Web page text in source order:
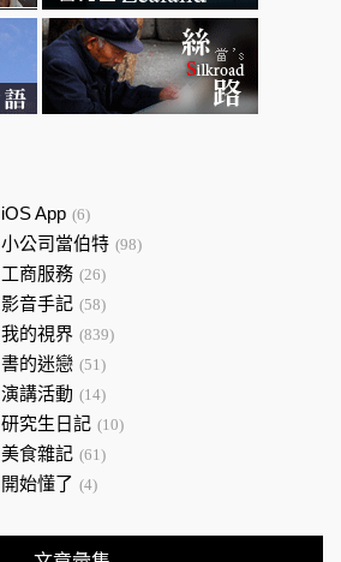
iOS App (6)
小公司當伯特 (98)
工商服務 (26)
影音手記 (58)
我的視界 (839)
書的迷戀 (51)
演講活動 (14)
研究生日記 (10)
美食雜記 (61)
開始懂了 (4)